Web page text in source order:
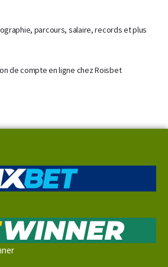
parcours, salaire, records et plus
de compte en ligne chez Roisbet